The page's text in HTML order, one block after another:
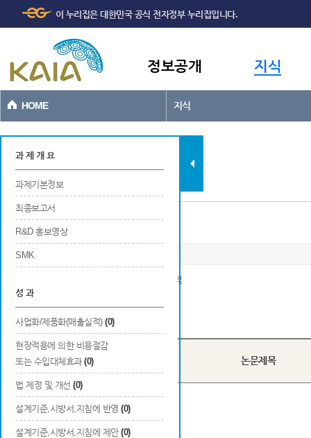
본문바로가기
이 누리집은 대한민국 공식 전자정부 누리집입니다.
정보공개 지식
HOME 지식
과제현황
과 제 개 요
과제기본정보
최종보고서
R&D 홍보영상
SMK
성 과
사업화/제품화(매출실적) (0)
현장적용에 의한 비용절감
또는 수입대체효과 (0)
법 제정 및 개선 (0)
설계기준,시방서,지침에 반영 (0)
설계기준,시방서,지침에 제안 (0)
국내외 학술회의 발표
※ 국내 및 국외 학술회의에서 발표한 논문 실적
Total0건
번호
국내/
국외
논문제목